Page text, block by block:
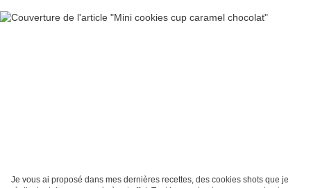
Je vous ai proposé dans mes dernières recettes, des cookies shots que je